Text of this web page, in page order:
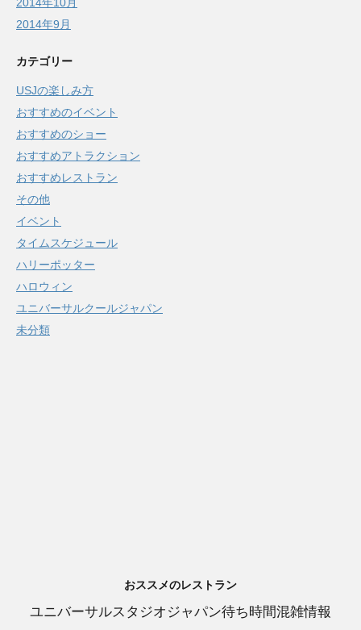
2014年9月
カテゴリー
USJの楽しみ方
おすすめのイベント
おすすめのショー
おすすめアトラクション
おすすめレストラン
その他
イベント
タイムスケジュール
ハリーポッター
ハロウィン
ユニバーサルクールジャパン
未分類
おススメのレストラン
ユニバーサルスタジオジャパン待ち時間混雑情報